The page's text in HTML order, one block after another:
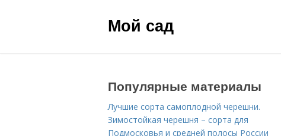
Мой сад
Популярные материалы
Лучшие сорта самоплодной черешни.
Зимостойкая черешня – сорта для
Подмосковья и средней полосы России